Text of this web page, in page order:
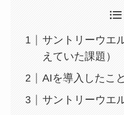
サントリーウエ
えていた課題）
AIを導入したこ
サントリーウエ